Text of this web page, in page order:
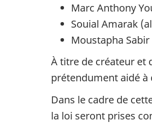
Marc Anthony
Souial Amarak
Moustapha Sabir
À titre de créateur et
prétendument aidé à
Dans le cadre de
la loi seront prises